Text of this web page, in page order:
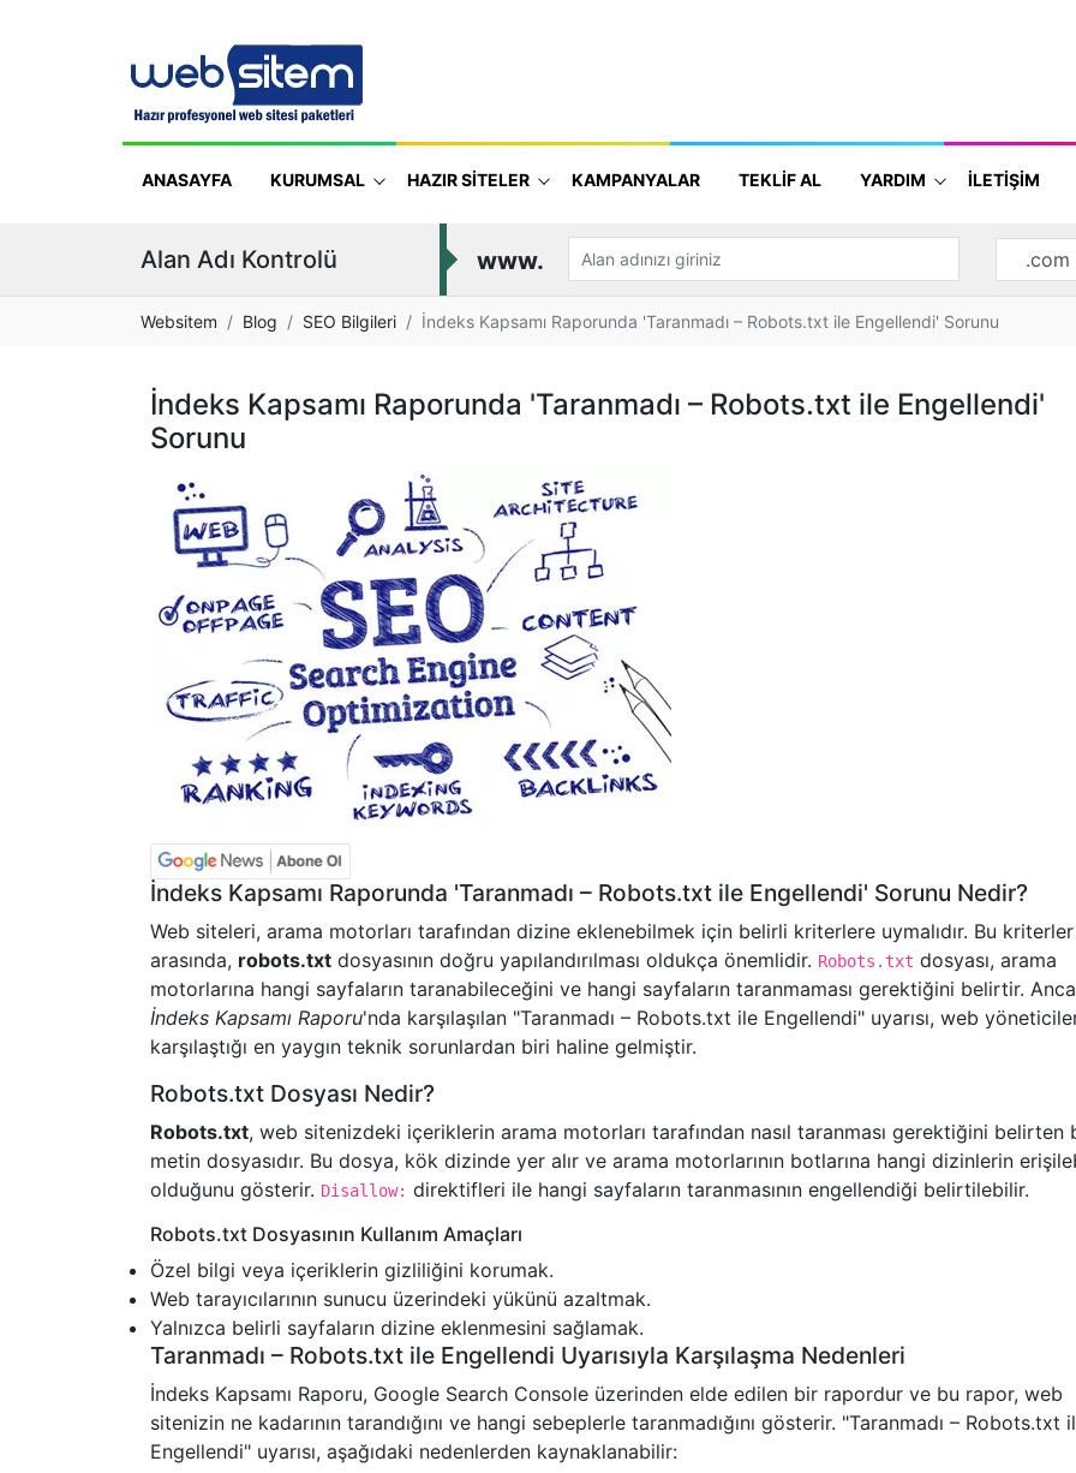
ANASAYFA KURUMSAL HAZIR SİTELER KAMPANYALAR TEKLİF AL YARDIM İLETİŞİM
Alan Adı Kontrolü www.
Websitem Blog SEO Bilgileri İndeks Kapsamı Raporunda 'Taranmadı – Robots.txt ile Engellendi' Sorunu
İndeks Kapsamı Raporunda 'Taranmadı – Robots.txt ile Engellendi'
Sorunu
İndeks Kapsamı Raporunda 'Taranmadı – Robots.txt ile Engellendi' Sorunu Nedir?
Web siteleri, arama motorları tarafından dizine eklenebilmek için belirli kriterlere uymalıdır. Bu kriterler
arasında, robots.txt dosyasının doğru yapılandırılması oldukça önemlidir. Robots.txt dosyası, arama
motorlarına hangi sayfaların taranabileceğini ve hangi sayfaların taranmaması gerektiğini belirtir.
İndeks Kapsamı Raporu'nda karşılaşılan "Taranmadı – Robots.txt ile Engellendi" uyarısı, web
karşılaştığı en yaygın teknik sorunlardan biri haline gelmiştir.
Robots.txt Dosyası Nedir?
Robots.txt, web sitenizdeki içeriklerin arama motorları tarafından nasıl taranması gerektiğini belirten
metin dosyasıdır. Bu dosya, kök dizinde yer alır ve arama motorlarının botlarına hangi dizinlerin
olduğunu gösterir. Disallow: direktifleri ile hangi sayfaların taranmasının engellendiği belirtilebilir.
Robots.txt Dosyasının Kullanım Amaçları
Özel bilgi veya içeriklerin gizliliğini korumak.
Web tarayıcılarının sunucu üzerindeki yükünü azaltmak.
Yalnızca belirli sayfaların dizine eklenmesini sağlamak.
Taranmadı – Robots.txt ile Engellendi Uyarısıyla Karşılaşma Nedenleri
İndeks Kapsamı Raporu, Google Search Console üzerinden elde edilen bir rapordur ve bu rapor, web
sitenizin ne kadarının tarandığını ve hangi sebeplerle taranmadığını gösterir. "Taranmadı – Robots.txt
Engellendi" uyarısı, aşağıdaki nedenlerden kaynaklanabilir: